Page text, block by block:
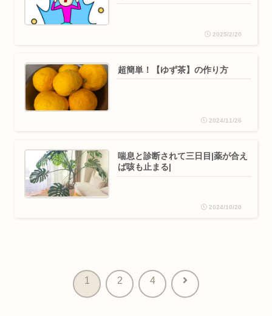
2025/2/20
超簡単！【ゆず茶】の作り方
2024/11/26
喘息と診断されて三日目|薬が合え
ば咳も止まる|
2024/10/20
1 2 4
次
へ